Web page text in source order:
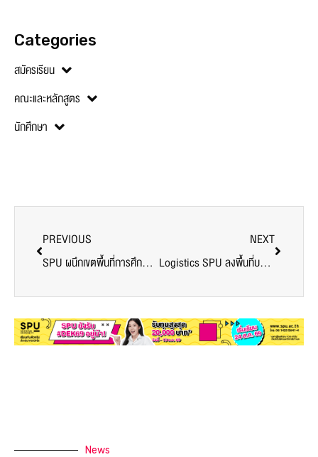
Categories
สมัครเรียน
คณะและหลักสูตร
นักศึกษา
PREVIOUS
SPU ผนึกเขตพื้นที่การศึกษา กทม. เขต 2 จัดอบรม AI พลิกโฉมการศึกษาไทย หนุนสร้าง “โรงเรียนคุณภาพ” อย่างยั่งยืน
NEXT
Logistics SPU ลงพื้นที่บริการวิชาการ @วิทยาลัยพณิชยการบางนา “คิดลีนให้เป็น เล่นลีนให้ปัง” เสริมทักษะวิเคราะห์ผ่านการเรียนรู้แบบมีส่วนร่วม
News